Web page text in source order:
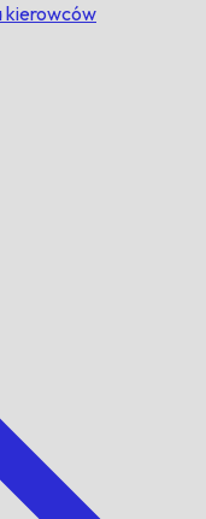
kierowców